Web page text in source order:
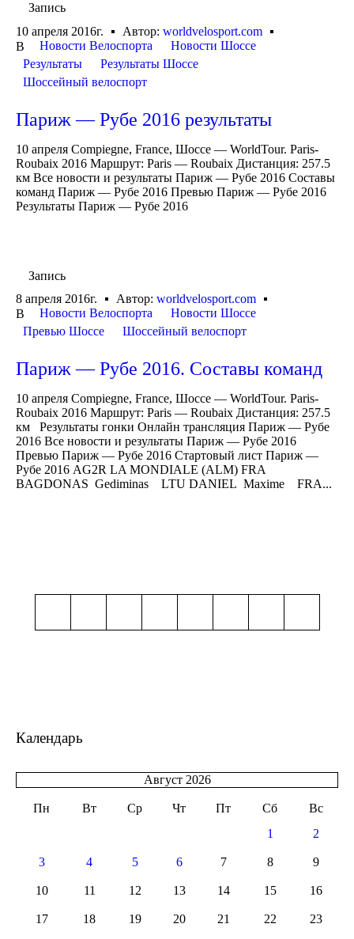
Запись
10 апреля 2016г.
Автор: worldvelosport.com
В
Новости Велоспорта
Новости Шоссе
Результаты
Результаты Шоссе
Шоссейный велоспорт
Париж — Рубе 2016 результаты
10 апреля Compiegne, France, Шоссе — WorldTour. Paris-
Roubaix 2016 Маршрут: Paris — Roubaix Дистанция: 257.5
км Все новости и результаты Париж — Рубе 2016 Составы
команд Париж — Рубе 2016 Превью Париж — Рубе 2016
Результаты Париж — Рубе 2016
Запись
8 апреля 2016г.
Автор: worldvelosport.com
В
Новости Велоспорта
Новости Шоссе
Превью Шоссе
Шоссейный велоспорт
Париж — Рубе 2016. Составы команд
10 апреля Compiegne, France, Шоссе — WorldTour. Paris-
Roubaix 2016 Маршрут: Paris — Roubaix Дистанция: 257.5
км Результаты гонки Онлайн трансляция Париж — Рубе
2016 Все новости и результаты Париж — Рубе 2016
Превью Париж — Рубе 2016 Стартовый лист Париж —
Рубе 2016 AG2R LA MONDIALE (ALM) FRA
BAGDONAS Gediminas LTU DANIEL Maxime FRA...
Календарь
Август 2026
Пн Вт Ср Чт Пт Сб
Вс
1
2
3 4 5 6 7 8 9
10 11 12 13 14 15 16
17 18 19 20 21 22 23